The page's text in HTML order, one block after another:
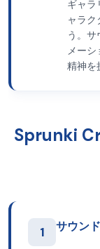
ギャラ
ャラ
う。
メー
精神を
Sprunki
1 サウン